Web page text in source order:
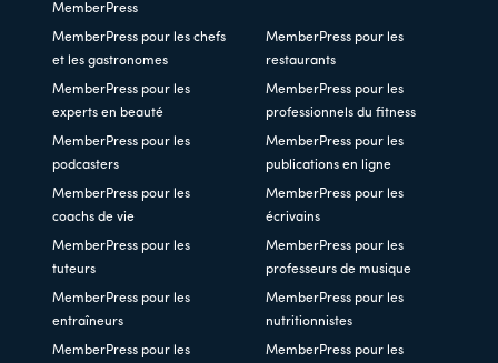
MemberPress
MemberPress pour les chefs
et les gastronomes
MemberPress pour les
restaurants
MemberPress pour les
experts en beauté
MemberPress pour les
professionnels du fitness
MemberPress pour les
podcasters
MemberPress pour les
publications en ligne
MemberPress pour les
coachs de vie
MemberPress pour les
écrivains
MemberPress pour les
tuteurs
MemberPress pour les
professeurs de musique
MemberPress pour les
entraîneurs
MemberPress pour les
nutritionnistes
MemberPress pour les
MemberPress pour les